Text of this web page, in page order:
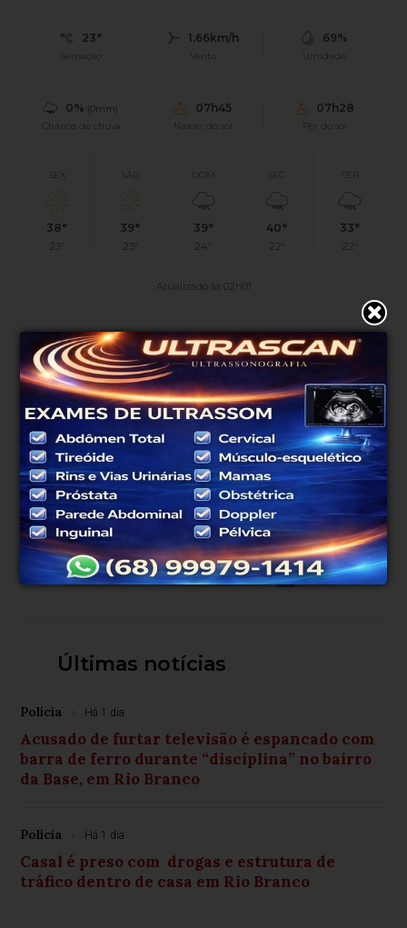
23°
Sensação
1.66km/h
Vento
69%
Umidade
0% (0mm)
Chance de chuva
07h45
Nascer do sol
07h28
Pôr do sol
SEX
38°
23°
SÁB
39°
23°
DOM
39°
24°
SEG
40°
TER
33°
Atualizado às 02h01
PUBLICIDADE
Últimas notícias
Polícia Há 1 dia
Acusado de furtar televisão é espancado com
barra de ferro durante “disciplina” no bairro
da Base, em Rio Branco
Polícia Há 1 dia
Casal é preso com drogas e estrutura de
tráfico dentro de casa em Rio Branco